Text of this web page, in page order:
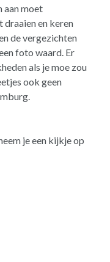
aan moet
draaien en keren
de vergezichten
foto waard. Er
als je moe zou
ook geen
je een kijkje op